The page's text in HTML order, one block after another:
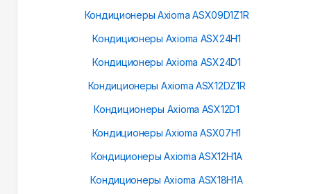
Кондиционеры Axioma ASX09D1Z1R
Кондиционеры Axioma ASX24H1
Кондиционеры Axioma ASX24D1
Кондиционеры Axioma ASX12DZ1R
Кондиционеры Axioma ASX12D1
Кондиционеры Axioma ASX07H1
Кондиционеры Axioma ASX12H1A
Кондиционеры Axioma ASX18H1A